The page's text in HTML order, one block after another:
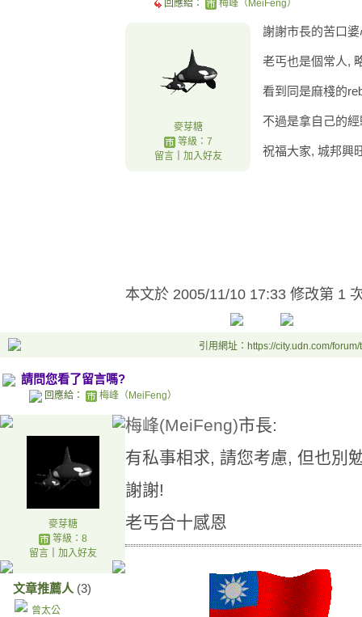
回應給： 梅峰（MeiFeng）
麥芽糖
等級：7
留言｜ 加入好友
謝謝市長的苦口婆
老丐也是個常人,
看到同是麻棧的
不過是拿自己的
祝福大家, 城邦興
本文於 2005/11/10 17:33 修改第 1
引用網址：https://city.udn.com/
請問您看了留言嗎?
回應給： 梅峰（MeiFeng）
麥芽糖
等級：8
留言｜ 加入好友
文章推薦人 (3)
曾太公
梅峰(MeiFeng)市長:
有私事相求, 請您考慮, 但也別
謝謝!
老丐合十感恩